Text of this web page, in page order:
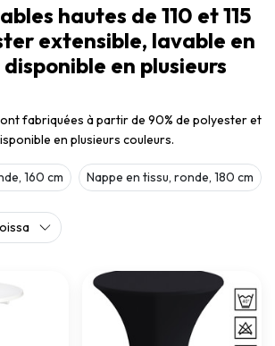
hautes de 110 et 115
extensible, lavable en
en plusieurs
fabriquées à partir de 90% de polyester et
en plusieurs couleurs.
160 cm Nappe en tissu, ronde, 180 cm